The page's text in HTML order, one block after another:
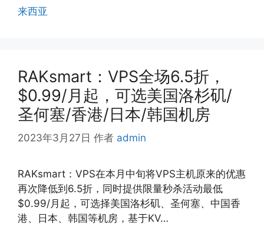
来西亚
RAKsmart：VPS全场6.5折，
$0.99/月起，可选美国洛杉矶/
圣何塞/香港/日本/韩国机房
2023年3月27日 作者 admin
RAKsmart：VPS在本月中旬将VPS主机原来的优惠
再次降低到6.5折，同时提供限量秒杀活动最低
$0.99/月起，可选择美国洛杉矶、圣何塞、中国香
港、日本、韩国等机房，基于KV…